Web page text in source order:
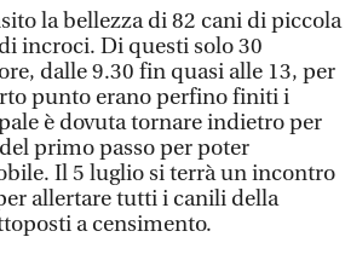
la bellezza di 82 cani di piccola
incroci. Di questi solo 30
dalle 9.30 fin quasi alle 13, per
punto erano perfino finiti i
è dovuta tornare indietro per
primo passo per poter
Il 5 luglio si terrà un incontro
allertare tutti i canili della
a censimento.